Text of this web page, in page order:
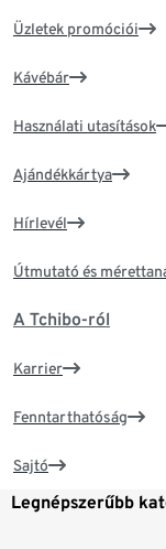
Üzletek promóciói
Kávébár
Használati utasítások
Ajándékkártya
Hírlevél
Útmutató és
A Tchibo-ról
Karrier
Fenntarthatóság
Sajtó
Legnépszerűbb